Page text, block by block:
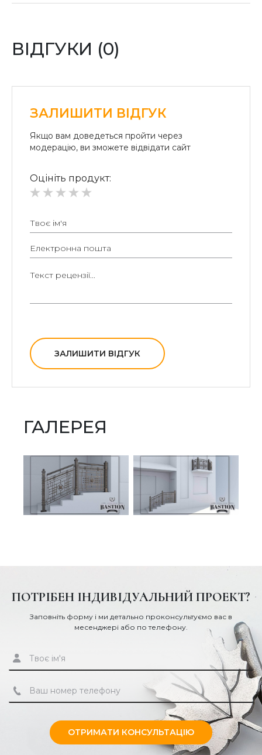
Безготівковий розрахунок для юридичних осіб:
Безготівкова плата на розрахунковий рахунок.
ВІДГУКИ (0)
ЗАЛИШИТИ ВІДГУК
Якщо вам доведеться пройти через
модерацію, ви зможете відвідати сайт
Оцініть продукт:
ЗАЛИШИТИ ВІДГУК
ГАЛЕРЕЯ
ПОТРІБЕН ІНДИВІДУАЛЬНИЙ ПРОЕКТ?
Заповніть форму і ми детально проконсультуємо вас в
месенджері або по телефону.
ОТРИМАТИ КОНСУЛЬТАЦІЮ